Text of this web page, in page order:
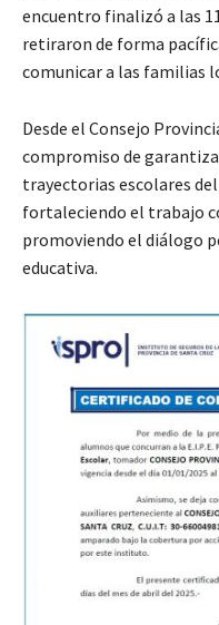
encuentro finalizó a las
retiraron de forma
comunicar a las familias
Desde el Consejo
compromiso de
trayectorias escolares
fortaleciendo el trabajo
promoviendo el diálogo
educativa.